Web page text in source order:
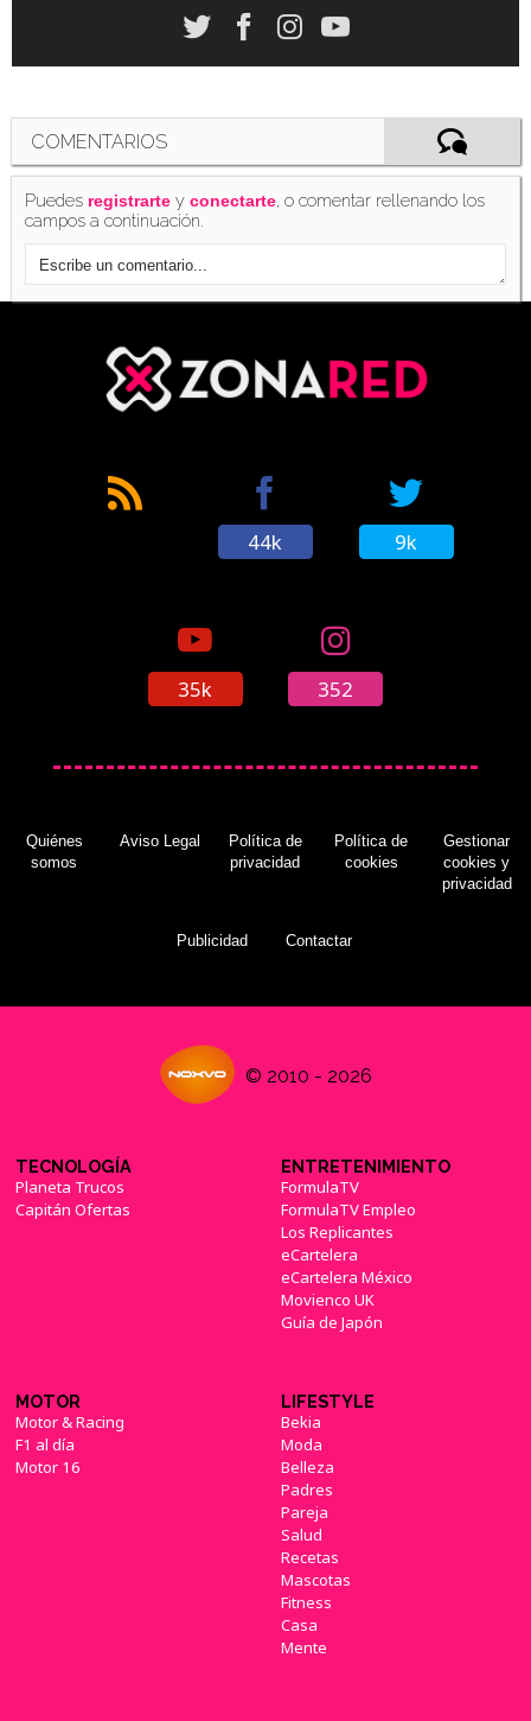
COMENTARIOS
Puedes registrarte yconectarte, o comentar rellenando los
campos a continuación.
44k 9k
35k 352
Quiénes
somos
Aviso Legal
Política de
privacidad
Política de
cookies
Gestionar
cookies y
privacidad
Publicidad Contactar
© 2010 - 2026
TECNOLOGÍA
Planeta Trucos
Capitán Ofertas
ENTRETENIMIENTO
FormulaTV
FormulaTV Empleo
Los Replicantes
eCartelera
eCartelera México
Movienco UK
Guía de Japón
MOTOR
Motor & Racing
F1 al día
Motor 16
LIFESTYLE
Bekia
Moda
Belleza
Padres
Pareja
Salud
Recetas
Mascotas
Fitness
Casa
Mente